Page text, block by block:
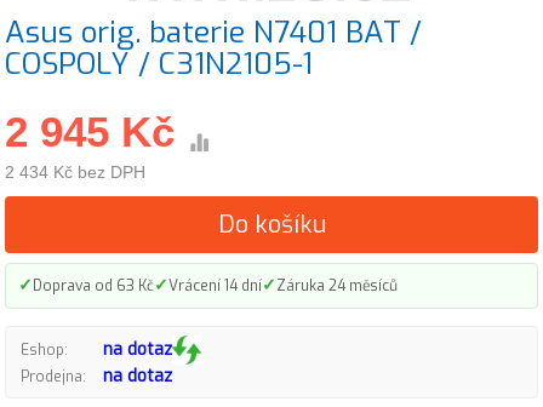
Asus orig. baterie N7401 BAT /
COSPOLY / C31N2105-1
2 945 Kč
2 434 Kč bez DPH
Do košíku
✓Doprava od 63 Kč✓Vrácení 14 dní✓Záruka 24 měsíců
Eshop: na dotaz
Prodejna: na dotaz